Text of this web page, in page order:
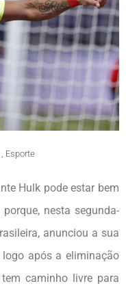
, Esporte
Hulk pode estar bem
nesta segunda-
anunciou a sua
logo após a eliminação
caminho livre para